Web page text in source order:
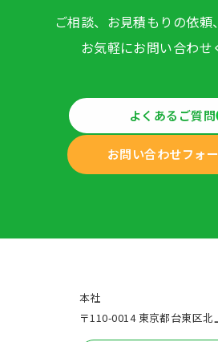
ご相談、お見積もりの依
お気軽にお問い合わせ
よくあるご質問
お問い合わせフォ
本社
〒110-0014 東京都台東区北